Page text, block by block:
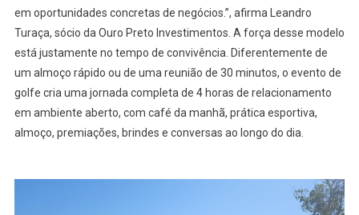
em oportunidades concretas de negócios.”, afirma Leandro
Turaça, sócio da Ouro Preto Investimentos. A força desse modelo
está justamente no tempo de convivência. Diferentemente de
um almoço rápido ou de uma reunião de 30 minutos, o evento de
golfe cria uma jornada completa de 4 horas de relacionamento
em ambiente aberto, com café da manhã, prática esportiva,
almoço, premiações, brindes e conversas ao longo do dia.